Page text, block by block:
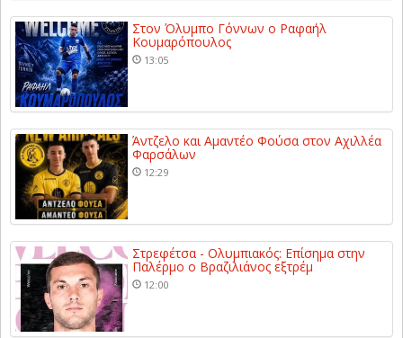
Στον Όλυμπο Γόννων ο Ραφαήλ
Κουμαρόπουλος
13:05
Άντζελο και Αμαντέο Φούσα στον Αχιλλέα
Φαρσάλων
12:29
Στρεφέτσα - Ολυμπιακός: Επίσημα στην
Παλέρμο ο Βραζιλιάνος εξτρέμ
12:00